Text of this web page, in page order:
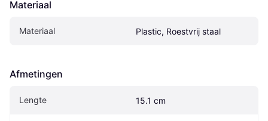
Materiaal
Materiaal Plastic, Roestvrij staal
Afmetingen
Lengte 15.1 cm